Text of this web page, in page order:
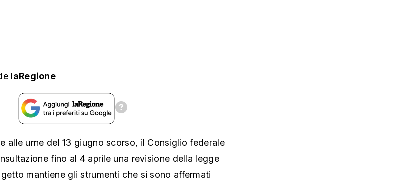
laRegione
alle urne del 13 giugno scorso, il Consiglio federale
fino al 4 aprile una revisione della legge
mantiene gli strumenti che si sono affermati